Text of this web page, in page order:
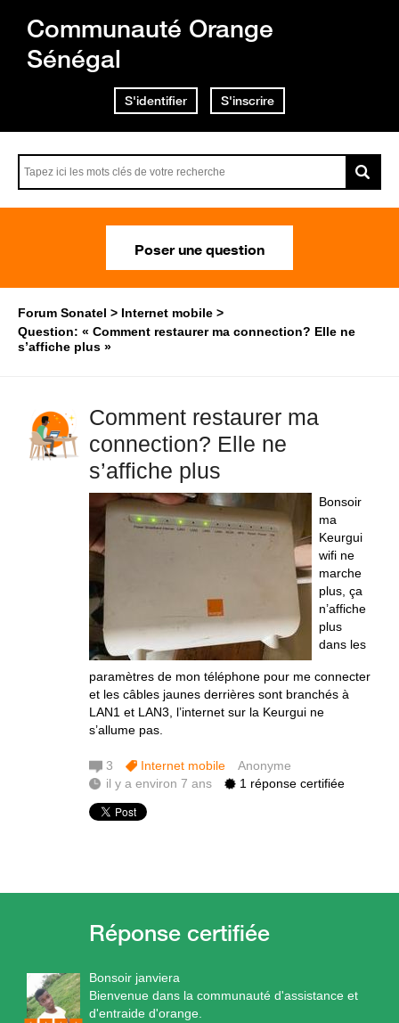
Communauté Orange
Sénégal
S'identifier S'inscrire
Poser une question
Forum Sonatel
Internet mobile
Question: « Comment restaurer ma connection? Elle ne
s’affiche plus »
Comment restaurer ma
connection? Elle ne
s’affiche plus
Bonsoir
ma
Keurgui
wifi ne
marche
plus, ça
n’affiche
plus
dans les
paramètres de mon téléphone pour me connecter
et les câbles jaunes derrières sont branchés à
LAN1 et LAN3, l’internet sur la Keurgui ne
s’allume pas.
3 Internet mobile
Anonyme
il y a environ 7 ans
1 réponse certifiée
Bonsoir janviera
Bienvenue dans la communauté d'assistance et
d'entraide d'orange.